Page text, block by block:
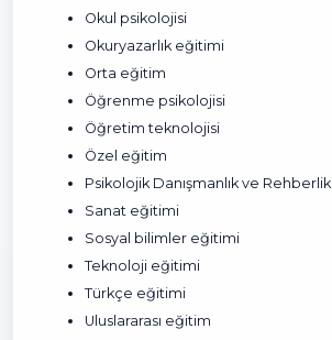
Okul psikolojisi
Okuryazarlık eğitimi
Orta eğitim
Öğrenme psikolojisi
Öğretim teknolojisi
Özel eğitim
Psikolojik Danışmanlık ve Rehberlik
Sanat eğitimi
Sosyal bilimler eğitimi
Teknoloji eğitimi
Türkçe eğitimi
Uluslararası eğitim